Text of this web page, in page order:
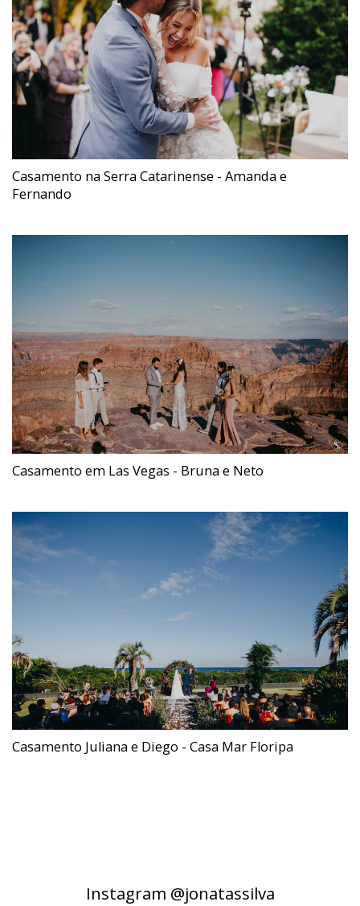
Casamento na Serra Catarinense - Amanda e
Fernando
Casamento em Las Vegas - Bruna e Neto
Casamento Juliana e Diego - Casa Mar Floripa
Instagram @jonatassilva